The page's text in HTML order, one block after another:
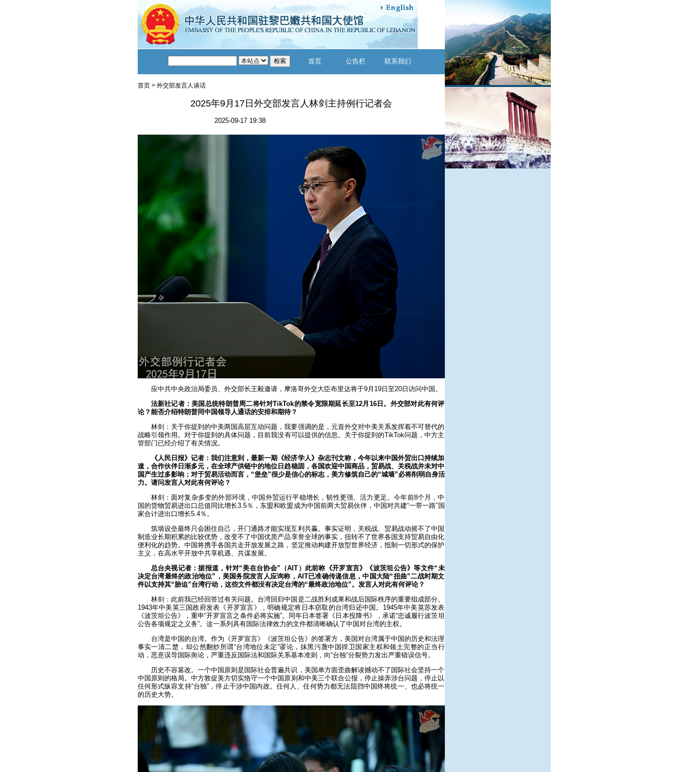
首页 公告栏 联系我们
首页> 外交部发言人谈话
2025年9月17日外交部发言人林剑主持例行记者会
2025-09-17 19:38
应中共中央政治局委员、外交部长王毅邀请，摩洛哥外交大臣布里达将于9月19日至20日访问中国。
法新社记者：美国总统特朗普周二将针对TikTok的禁令宽限期延长至12月16日。外交部对此有何评
论？能否介绍特朗普同中国领导人通话的安排和期待？
林剑：关于你提到的中美两国高层互动问题，我要强调的是，元首外交对中美关系发挥着不可替代的
战略引领作用。对于你提到的具体问题，目前我没有可以提供的信息。关于你提到的TikTok问题，中方主
管部门已经介绍了有关情况。
《人民日报》记者：我们注意到，最新一期《经济学人》杂志刊文称，今年以来中国外贸出口持续加
速，合作伙伴日渐多元，在全球产供链中的地位日趋稳固，各国欢迎中国商品，贸易战、关税战并未对中
国产生过多影响；对于贸易活动而言，“堡垒”很少是信心的标志，美方修筑自己的“城墙”必将削弱自身活
力。请问发言人对此有何评论？
林剑：面对复杂多变的外部环境，中国外贸运行平稳增长，韧性更强、活力更足。今年前8个月，中
国的货物贸易进出口总值同比增长3.5％，东盟和欧盟成为中国前两大贸易伙伴，中国对共建“一带一路”国
家合计进出口增长5.4％。
筑墙设垒最终只会困住自己，开门通路才能实现互利共赢。事实证明，关税战、贸易战动摇不了中国
制造业长期积累的比较优势，改变不了中国优质产品享誉全球的事实，扭转不了世界各国支持贸易自由化
便利化的趋势。中国将携手各国共走开放发展之路，坚定推动构建开放型世界经济，抵制一切形式的保护
主义，在高水平开放中共享机遇、共谋发展。
总台央视记者：据报道，针对“美在台协会”（AIT）此前称《开罗宣言》《波茨坦公告》等文件“未
决定台湾最终的政治地位”，美国务院发言人应询称，AIT已准确传递信息，中国大陆“扭曲”二战时期文
件以支持其“胁迫”台湾行动，这些文件都没有决定台湾的“最终政治地位”。发言人对此有何评论？
林剑：此前我已经回答过有关问题。台湾回归中国是二战胜利成果和战后国际秩序的重要组成部分。
1943年中美英三国政府发表《开罗宣言》，明确规定将日本窃取的台湾归还中国。1945年中美英苏发表
《波茨坦公告》，重申“开罗宣言之条件必将实施”。同年日本签署《日本投降书》，承诺“忠诚履行波茨坦
公告各项规定之义务”。这一系列具有国际法律效力的文件都清晰确认了中国对台湾的主权。
台湾是中国的台湾。作为《开罗宣言》《波茨坦公告》的签署方，美国对台湾属于中国的历史和法理
事实一清二楚，却公然翻炒所谓“台湾地位未定”谬论，抹黑污蔑中国捍卫国家主权和领土完整的正当行
动，恶意误导国际舆论，严重违反国际法和国际关系基本准则，向“台独”分裂势力发出严重错误信号。
历史不容篡改。一个中国原则是国际社会普遍共识，美国单方面歪曲解读撼动不了国际社会坚持一个
中国原则的格局。中方敦促美方切实恪守一个中国原则和中美三个联合公报，停止操弄涉台问题，停止以
任何形式纵容支持“台独”，停止干涉中国内政。任何人、任何势力都无法阻挡中国终将统一、也必将统一
的历史大势。